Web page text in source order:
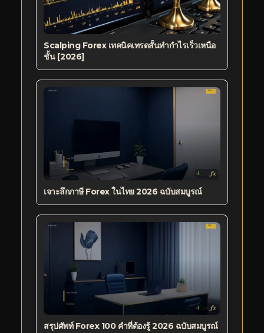
Scalping Forex เทคนิคเทรดสั้นทำกำไรเร็วเหนือ
ชั้น [2026]
เจาะลึกภาษี Forex ในไทย 2026 ฉบับสมบูรณ์
สรุปศัพท์ Forex 100 คำที่ต้องรู้ 2026 ฉบับสมบูรณ์